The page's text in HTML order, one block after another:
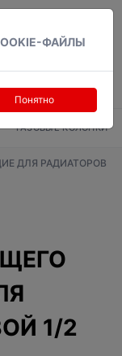
ФАЙЛЫ
Понятно
ГАЗОВЫЕ КОЛОНКИ
ДЛЯ РАДИАТОРОВ
1/2